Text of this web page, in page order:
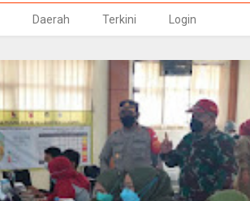
Daerah Terkini Login